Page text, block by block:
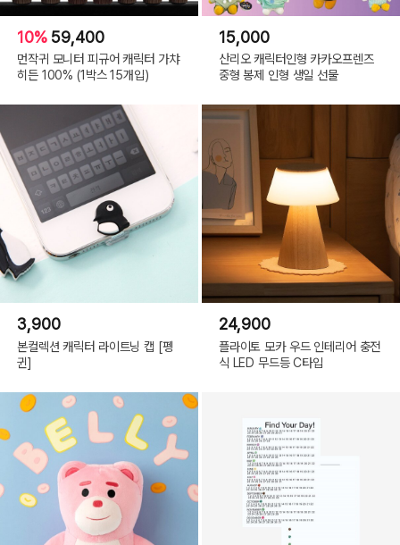
10% 59,400
먼작귀 모니터 피규어 캐릭터 가챠
히든 100% (1박스 15개입)
15,000
산리오 캐릭터인형 카카오프렌즈
중형 봉제 인형 생일 선물
3,900
본컬렉션 캐릭터 라이트닝 캡 [펭
귄]
24,900
플라이토 모카 우드 인테리어 충전
식 LED 무드등 C타입